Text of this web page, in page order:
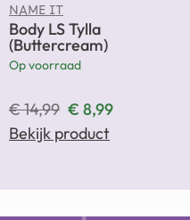
NAME IT
Body LS Tylla
(Buttercream)
Op voorraad
€14,99 € 8,99
Bekijk product